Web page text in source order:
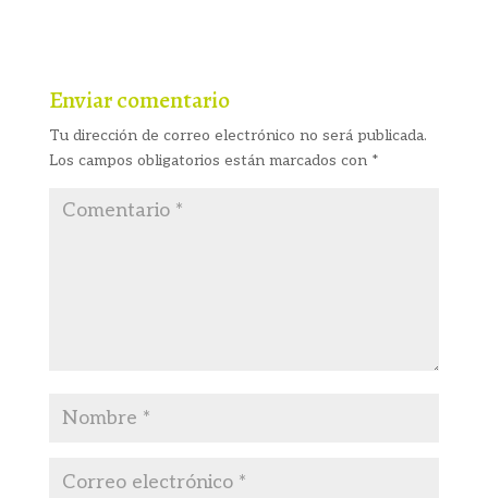
Enviar comentario
Tu dirección de correo electrónico no será publicada.
Los campos obligatorios están marcados con *